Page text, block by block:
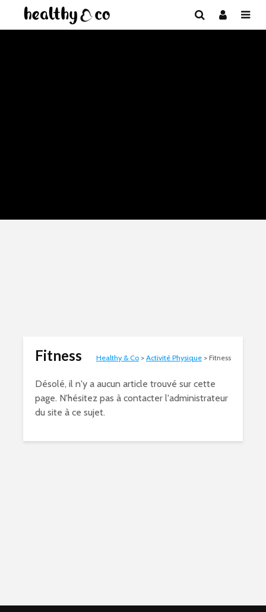
Fitness Healthy & Co > Activité Physique > Fitness
Désolé, il n'y a aucun article trouvé sur cette
page. N'hésitez pas à contacter l'administrateur
du site à ce sujet.